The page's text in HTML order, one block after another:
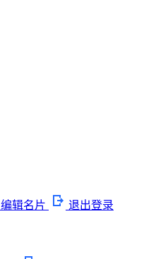
编辑名片 退出登录